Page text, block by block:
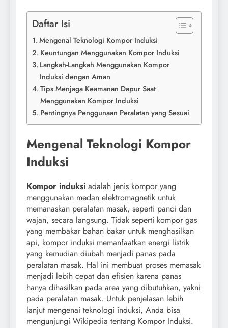
Daftar Isi
Mengenal Teknologi Kompor Induksi
Keuntungan Menggunakan Kompor Induksi
Langkah-Langkah Menggunakan Kompor
Induksi dengan Aman
Tips Menjaga Keamanan Dapur Saat
Menggunakan Kompor Induksi
Pentingnya Penggunaan Peralatan yang Sesuai
Mengenal Teknologi Kompor
Induksi
Kompor induksi adalah jenis kompor yang
menggunakan medan elektromagnetik untuk
memanaskan peralatan masak, seperti panci dan
wajan, secara langsung. Tidak seperti kompor gas
yang membakar bahan bakar untuk menghasilkan
api, kompor induksi memanfaatkan energi listrik
yang kemudian diubah menjadi panas pada
peralatan masak. Hal ini membuat proses memasak
menjadi lebih cepat dan efisien karena panas
hanya dihasilkan pada area yang dibutuhkan, yakni
pada peralatan masak. Untuk penjelasan lebih
lanjut mengenai teknologi induksi, Anda bisa
mengunjungi Wikipedia tentang Kompor Induksi.